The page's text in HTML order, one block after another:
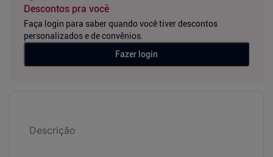
Descontos pra você
Faça login para saber quando você tiver descontos
personalizados e de convênios.
Fazer login
Descrição